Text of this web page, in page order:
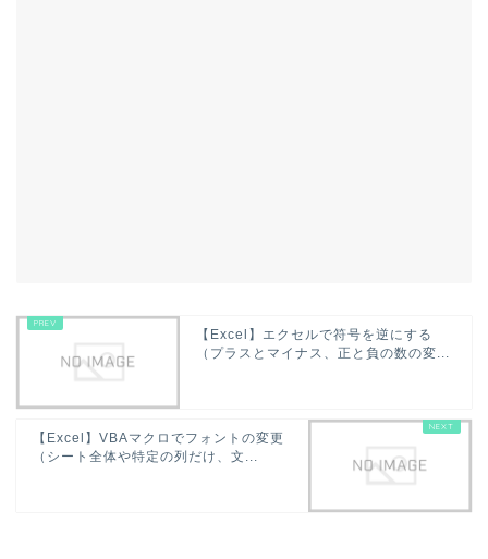
【Excel】エクセルで符号を逆にする
（プラスとマイナス、正と負の数の変...
【Excel】VBAマクロでフォントの変更
（シート全体や特定の列だけ、文...